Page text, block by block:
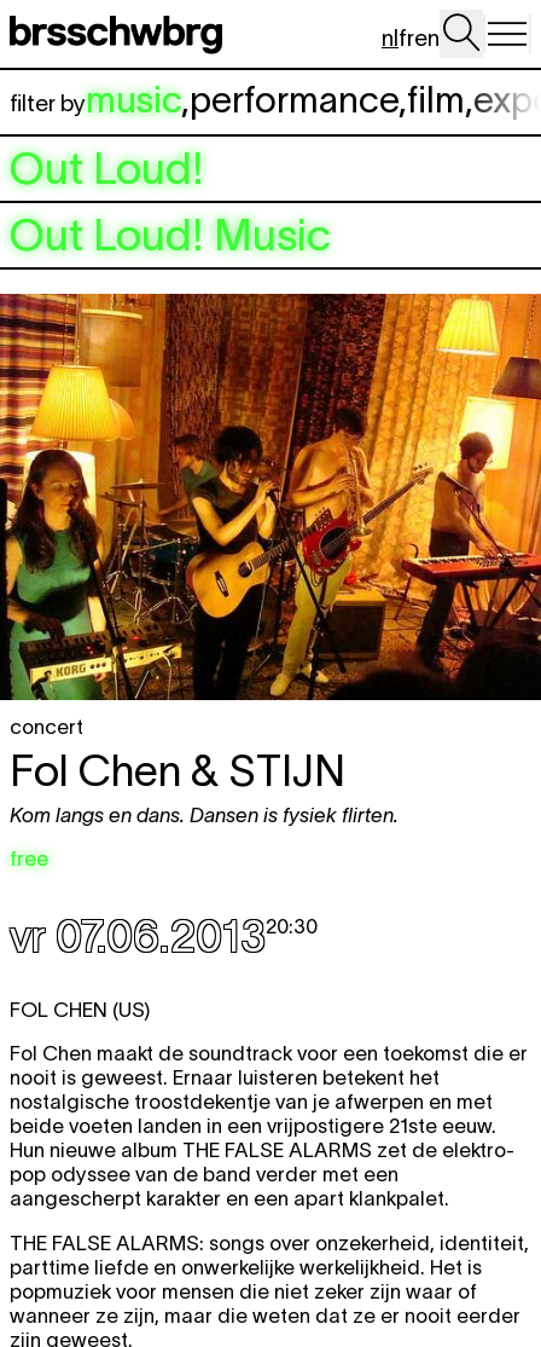
Spring naar hoofdinhoud
nlfren
filter bymusic,performance,film,
Out Loud!
Out Loud! Music
concert
Fol Chen & STIJN
Kom langs en dans. Dansen is fysiek flirten.
free
vr 07.06.201320:30
FOL CHEN (US)
Fol Chen maakt de soundtrack voor een toekomst die er
nooit is geweest. Ernaar luisteren betekent het
nostalgische troostdekentje van je afwerpen en met
beide voeten landen in een vrijpostigere 21ste eeuw.
Hun nieuwe album THE FALSE ALARMS zet de elektro-
pop odyssee van de band verder met een
aangescherpt karakter en een apart klankpalet.
THE FALSE ALARMS: songs over onzekerheid, identiteit,
parttime liefde en onwerkelijke werkelijkheid. Het is
popmuziek voor mensen die niet zeker zijn waar of
wanneer ze zijn, maar die weten dat ze er nooit eerder
zijn geweest.